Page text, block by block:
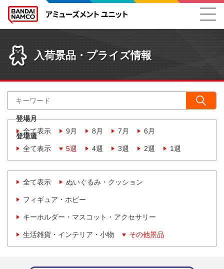
入荷景品・プライズ情報
登場月
全て表示
9月 8月 7月 6月
登場週
全て表示
5週 4週 3週 2週 1週
全て表示 ぬいぐるみ・クッション
フィギュア・ホビー
キーホルダー・マスコット・アクセサリー
生活雑貨・インテリア・小物 その他景品